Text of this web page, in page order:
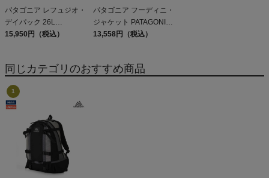
パタゴニア レフュジオ・
デイパック 26L
PATAGONIA REFUGIO
15,950円（税込）
パタゴニア フーディニ・
ジャケット PATAGONIA
MS HOUDINI JKT
13,558円（税込）
同じカテゴリのおすすめ商品